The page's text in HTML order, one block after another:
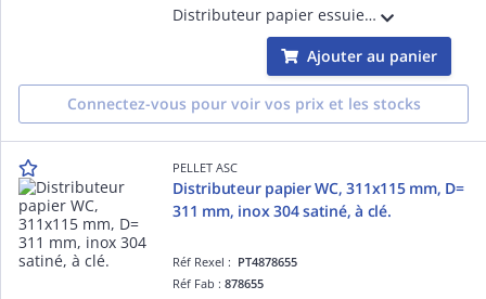
Distributeur papier essuie-main pour papier plié, 360 x 270 x 130mm, abs blanc, fermeture à clé, visualisation du niveau de papier, capacité 600 feuilles max, largeur des feuilles 120 mm max et longueur 260 mm. Avec vis et chevilles
Ajouter au panier
Connectez-vous pour voir vos prix et les stocks
PELLET ASC
Distributeur papier WC, 311x115 mm, D=
311 mm, inox 304 satiné, à clé.
Réf Rexel : PT4878655
Réf Fab :878655